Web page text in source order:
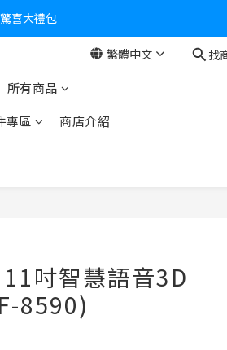
繁體中文
找
所有商品
專區
商店介紹
吋智慧語音3D
8590)